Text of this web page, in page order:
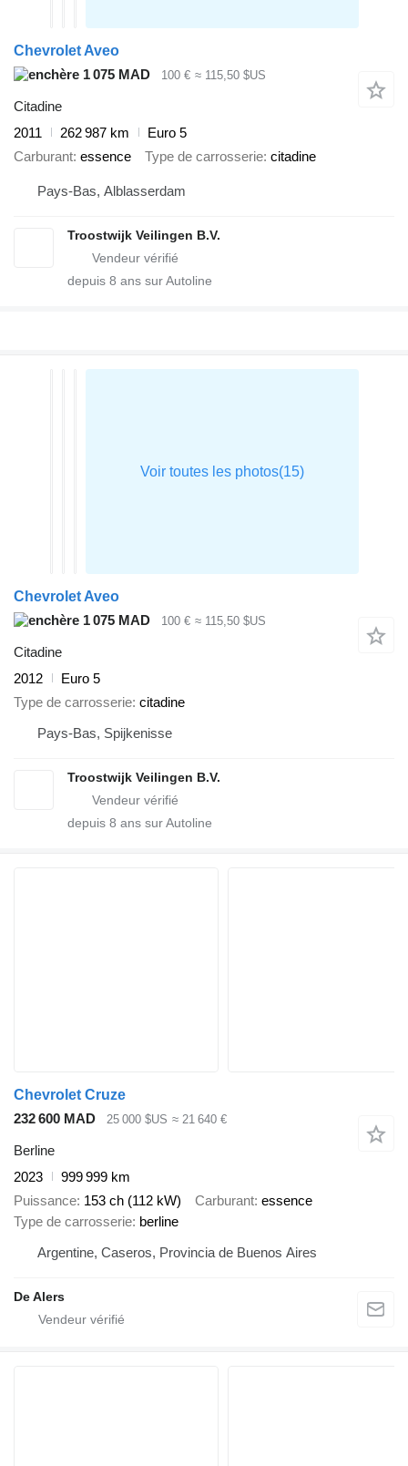
Chevrolet Aveo
1 075 MAD
100 € ≈ 115,50 $US
Citadine
2011
262 987 km
Euro 5
Carburant essence Type de carrosserie citadine
Pays-Bas, Alblasserdam
Troostwijk Veilingen B.V.
depuis 8 ans sur Autoline
Chevrolet Aveo
1 075 MAD
100 € ≈ 115,50 $US
Citadine
2012
Euro 5
Type de carrosserie citadine
Pays-Bas, Spijkenisse
Troostwijk Veilingen B.V.
depuis 8 ans sur Autoline
Chevrolet Cruze
232 600 MAD
25 000 $US ≈ 21 640 €
Berline
2023
999 999 km
Puissance 153 ch (112 kW) Carburant essence
Type de carrosserie berline
Argentine, Caseros, Provincia de Buenos Aires
De Alers